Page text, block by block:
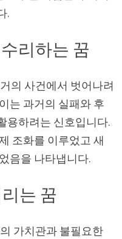
.
리하는 꿈
의 사건에서 벗어나려
는 과거의 실패와 후
용하려는 신호입니다.
조화를 이루었고 새
음을 나타냅니다.
는 꿈
가치관과 불필요한